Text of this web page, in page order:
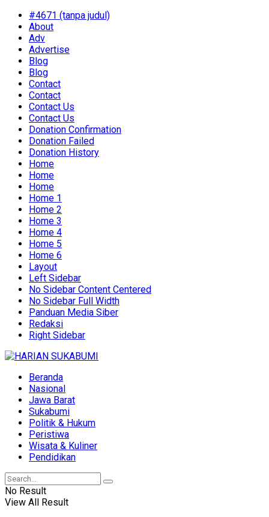
#4671 (tanpa judul)
About
Adv
Advertise
Blog
Blog
Contact
Contact
Contact Us
Contact Us
Donation Confirmation
Donation Failed
Donation History
Home
Home
Home
Home 1
Home 2
Home 3
Home 4
Home 5
Home 6
Layout
Left Sidebar
No Sidebar Content Centered
No Sidebar Full Width
Panduan Media Siber
Redaksi
Right Sidebar
Beranda
Nasional
Jawa Barat
Sukabumi
Politik & Hukum
Peristiwa
Wisata & Kuliner
Pendidikan
No Result
View All Result